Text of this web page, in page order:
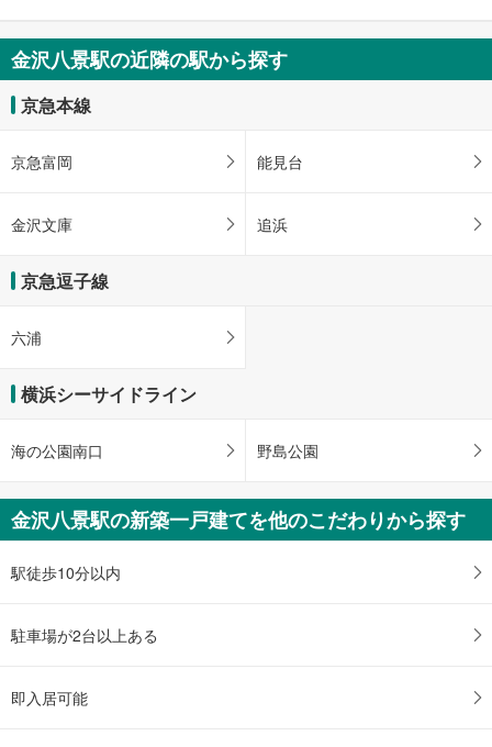
金沢八景駅の近隣の駅から探す
京急本線
京急富岡 能見台
金沢文庫 追浜
京急逗子線
六浦
横浜シーサイドライン
海の公園南口 野島公園
金沢八景駅の新築一戸建てを他のこだわりから探す
駅徒歩10分以内
駐車場が2台以上ある
即入居可能